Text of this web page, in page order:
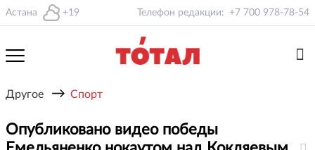
Астана +19 Телефон редакции: +7 700 978-78-54
Другое → Спорт
Опубликовано видео победы